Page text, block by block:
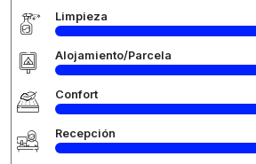
Limpieza
Alojamiento/Parcela
Confort
Recepción